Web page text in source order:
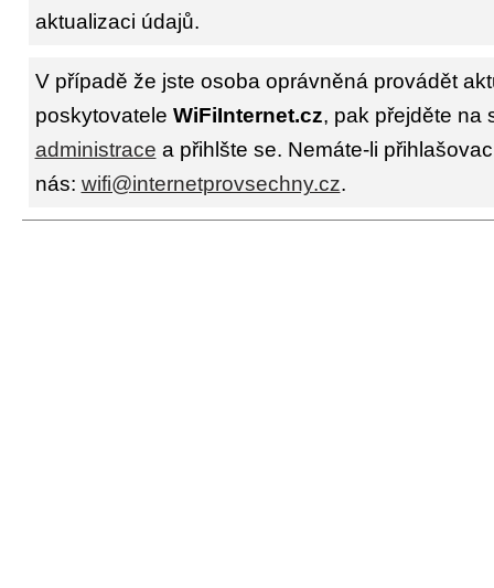
aktualizaci údajů.
V případě že jste osoba oprávněná provádět
poskytovatele WiFiInternet.cz, pak přejděte na
administrace a přihlšte se. Nemáte-li
nás: wifi@internetprovsechny.cz.